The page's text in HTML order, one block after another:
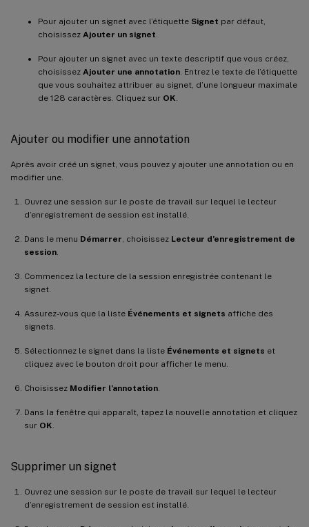
Pour ajouter un signet avec l’étiquette Signet par défaut,
choisissez Ajouter un signet
Pour ajouter un signet avec un texte descriptif que vous créez,
choisissez Ajouter une annotation . Entrez le texte de l’étiquette
que vous souhaitez attribuer au signet, d’une longueur maximale
de 128 caractères. Cliquez sur OK
Ajouter ou modifier une annotation
Après avoir créé un signet, vous pouvez y ajouter une annotation ou en
modifier une.
Ouvrez une session sur le poste de travail sur lequel le lecteur
d’enregistrement de session est installé.
Dans le menu Démarrer , choisissez Lecteur d’enregistrement de
session
Commencez la lecture de la session enregistrée contenant le
signet.
Assurez-vous que la liste Événements et signets affiche des
signets.
Sélectionnez le signet dans la liste Événements et signets et
cliquez avec le bouton droit pour afficher le menu.
Choisissez Modifier l’annotation
Dans la fenêtre qui apparaît, tapez la nouvelle annotation et cliquez
sur OK
Supprimer un signet
Ouvrez une session sur le poste de travail sur lequel le lecteur
d’enregistrement de session est installé.